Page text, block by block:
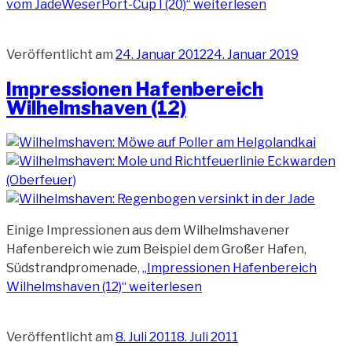
vom JadeWeserPort-Cup I (20)“weiterlesen
Veröffentlicht am 24. Januar 201224. Januar 2019
Impressionen Hafenbereich
Wilhelmshaven (12)
Einige Impressionen aus dem Wilhelmshavener
Hafenbereich wie zum Beispiel dem Großer Hafen,
Südstrandpromenade, „Impressionen Hafenbereich
Wilhelmshaven (12)“weiterlesen
Veröffentlicht am 8. Juli 20118. Juli 2011